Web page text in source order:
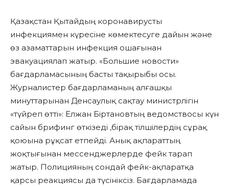
Қазақстан Қытайдың коронавирусты
инфекциямен күресіне көмектесуге дайын және
өз азаматтарын инфекция ошағынан
эвакуациялап жатыр. «Большие новости»
бағдарламасының басты тақырыбы осы.
Журналистер бағдарламаның алғашқы
минуттарынан Денсаулық сақтау министрлігін
«түйреп өтті»: Елжан Біртановтың ведомствосы күн
сайын брифинг өткізеді ,бірақ тілшілердің сұрақ
қоюына рұқсат етпейді. Анық ақпараттың
жоқтығынан мессенджерлерде фейк тарап
жатыр. Полицияның сондай фейк-ақпаратқа
қарсы реакциясы да түсініксіз. Бағдарламада